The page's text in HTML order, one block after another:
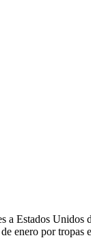
Estados
enero por tropas